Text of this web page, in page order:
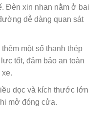
Đèn xin nhan nằm ở bai
dễ dàng quan sát
một số thanh thép
tốt, đảm bảo an toàn
dọc và kích thước lớn
mở đóng cửa.